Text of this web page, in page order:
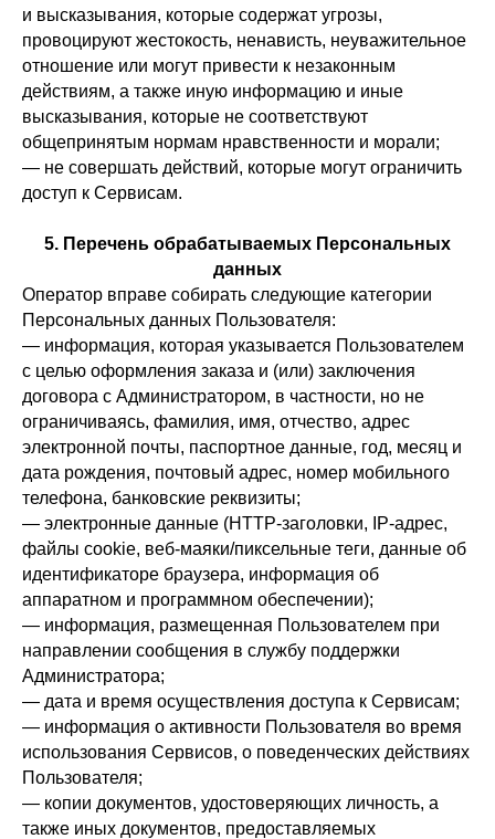
и высказывания, которые содержат угрозы,
провоцируют жестокость, ненависть, неуважительное
отношение или могут привести к незаконным
действиям, а также иную информацию и иные
высказывания, которые не соответствуют
общепринятым нормам нравственности и морали;
— не совершать действий, которые могут ограничить
доступ к Сервисам.
5. Перечень обрабатываемых Персональных
данных
Оператор вправе собирать следующие категории
Персональных данных Пользователя:
— информация, которая указывается Пользователем
с целью оформления заказа и (или) заключения
договора с Администратором, в частности, но не
ограничиваясь, фамилия, имя, отчество, адрес
электронной почты, паспортное данные, год, месяц и
дата рождения, почтовый адрес, номер мобильного
телефона, банковские реквизиты;
— электронные данные (HTTP-заголовки, IP-адрес,
файлы cookie, веб-маяки/пиксельные теги, данные об
идентификаторе браузера, информация об
аппаратном и программном обеспечении);
— информация, размещенная Пользователем при
направлении сообщения в службу поддержки
Администратора;
— дата и время осуществления доступа к Сервисам;
— информация о активности Пользователя во время
использования Сервисов, о поведенческих действиях
Пользователя;
— копии документов, удостоверяющих личность, а
также иных документов, предоставляемых